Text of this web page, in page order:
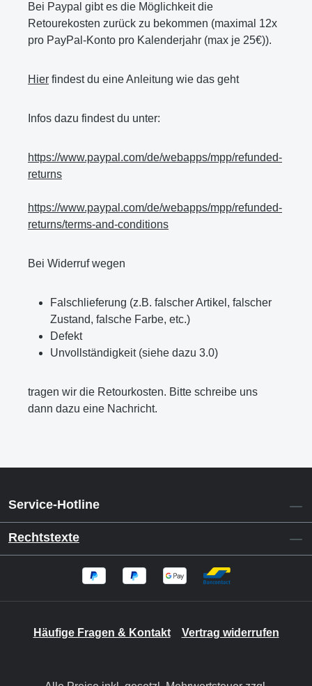
Bei Paypal gibt es die Möglichkeit die
Retourekosten zurück zu bekommen (maximal 12x
pro PayPal-Konto pro Kalenderjahr (max je 25€)).
Hier findest du eine Anleitung wie das geht
Infos dazu findest du unter:
https://www.paypal.com/de/webapps/mpp/refunded-
returns
https://www.paypal.com/de/webapps/mpp/refunded-
returns/terms-and-conditions
Bei Widerruf wegen
Falschlieferung (z.B. falscher Artikel, falscher
Zustand, falsche Farbe, etc.)
Defekt
Unvollständigkeit (siehe dazu 3.0)
tragen wir die Retourkosten. Bitte schreibe uns
dann dazu eine Nachricht.
Service-Hotline
Rechtstexte
Häufige Fragen & Kontakt Vertrag widerrufen